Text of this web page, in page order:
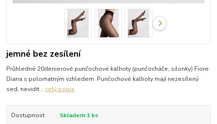
jemné bez zesílení
Průhledné 20denierové punčochové kalhoty (punčocháče, silonky) Fiore
Diana s polomatným vzhledem. Punčochové kalhoty mají nezesílený
sed, nevidit... celý popis
Dostupnost
Skladem 1 ks